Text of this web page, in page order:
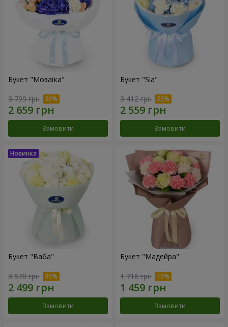
Букет "Мозаїка"
3 799 грн
Замовити
Букет "Sia"
3 412 грн
Замовити
Букет "Ваба"
3 570 грн
Замовити
Букет "Мадейра"
1 716 грн
Замовити